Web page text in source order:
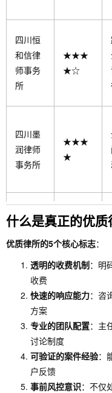
四川恒
和信律
师事务
所
★★★
★☆
四川墨
润律师
事务所
★★★
★
成都贯
一律师
事务所
★
什么是真正的优质
优质律所的5个核心标志：
透明的收费机制：明
收费
快速的响应能力：咨
方案
专业的团队配置：主
讨论制度
可验证的案件经验：
户反馈
事前风控意识：不仅